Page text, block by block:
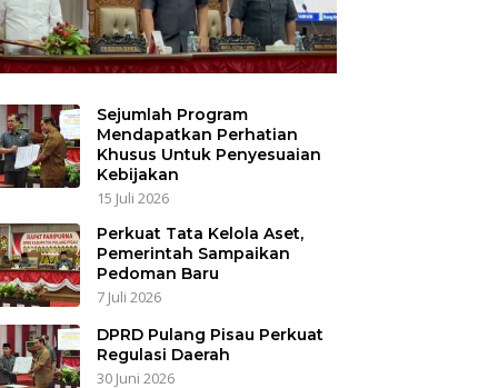
Sejumlah Program
Mendapatkan Perhatian
Khusus Untuk Penyesuaian
Kebijakan
15 Juli 2026
Perkuat Tata Kelola Aset,
Pemerintah Sampaikan
Pedoman Baru
7 Juli 2026
DPRD Pulang Pisau Perkuat
Regulasi Daerah
30 Juni 2026